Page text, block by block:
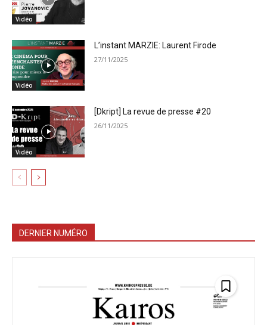
Vidéo
Vidéo
L’instant MARZIE: Laurent Firode
27/11/2025
Vidéo
[Dkript] La revue de presse #20
26/11/2025
DERNIER NUMÉRO